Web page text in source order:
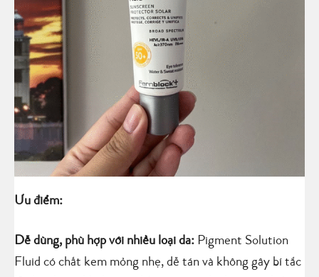
Ưu điểm:
Dễ dùng, phù hợp với nhiều loại da: Pigment Solution
Fluid có chất kem mỏng nhẹ, dễ tán và không gây bí tắc